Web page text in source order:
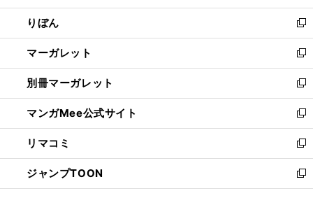
開
く
ウ
で
開
く
ン
ド
ウ
で
開
く
ウ
ィ
ン
ド
ウ
で
開
く
りぼん
新
し
い
ウ
ィ
ン
ド
ウ
で
開
く
マーガレット
新
し
い
ウ
ィ
ン
ド
ウ
で
開
別冊マーガレット
新
し
い
ウ
ィ
ン
ド
ウ
マンガMee公式サイト
新
し
い
ウ
ィ
ン
リマコミ
新
し
い
ウ
ジャンプTOON
新
し